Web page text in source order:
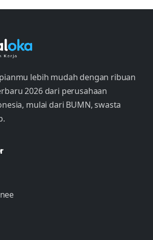
lebih mudah dengan ribuan
2026 dari perusahaan
mulai dari BUMN, swasta